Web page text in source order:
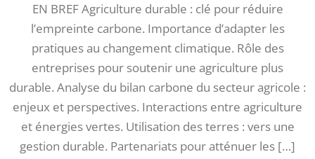
EN BREF Agriculture durable : clé pour réduire
l’empreinte carbone. Importance d’adapter les
pratiques au changement climatique. Rôle des
entreprises pour soutenir une agriculture plus
durable. Analyse du bilan carbone du secteur agricole :
enjeux et perspectives. Interactions entre agriculture
et énergies vertes. Utilisation des terres : vers une
gestion durable. Partenariats pour atténuer les […]